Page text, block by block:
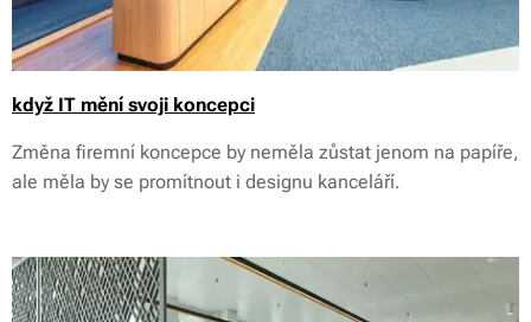
když IT mění svoji koncepci
Změna firemní koncepce by neměla zůstat jenom na papíře,
ale měla by se promítnout i designu kanceláří.